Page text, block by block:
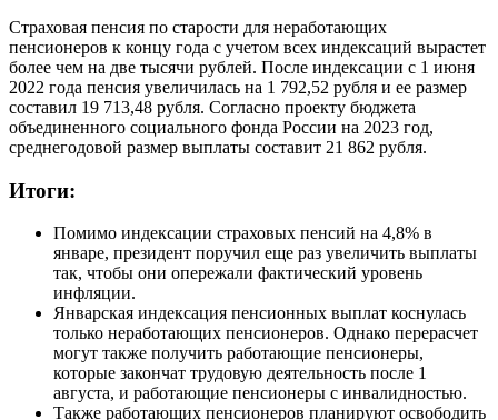
Страховая пенсия по старости для неработающих
пенсионеров к концу года с учетом всех индексаций вырастет
более чем на две тысячи рублей. После индексации с 1 июня
2022 года пенсия увеличилась на 1 792,52 рубля и ее размер
составил 19 713,48 рубля. Согласно проекту бюджета
объединенного социального фонда России на 2023 год,
среднегодовой размер выплаты составит 21 862 рубля.
Итоги:
Помимо индексации страховых пенсий на 4,8% в
январе, президент поручил еще раз увеличить выплаты
так, чтобы они опережали фактический уровень
инфляции.
Январская индексация пенсионных выплат коснулась
только неработающих пенсионеров. Однако перерасчет
могут также получить работающие пенсионеры,
которые закончат трудовую деятельность после 1
августа, и работающие пенсионеры с инвалидностью.
Также работающих пенсионеров планируют освободить